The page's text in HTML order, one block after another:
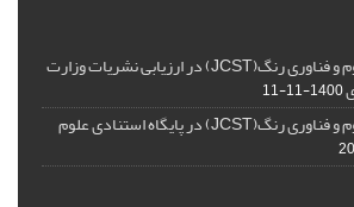
رتبه فصلنامه علمی علوم و فناوری رنگ(JCST) در ارزیابی نشریات وزارت
1400-11-11
رتبه فصلنامه علمی علوم و فناوری رنگ(JCST) در پایگاه استنادی علوم